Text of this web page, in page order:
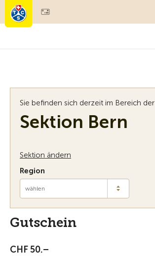
Mitgliedschaft & Leistungen
Sie befinden sich derzeit im Bereich der
Sektion Bern
Sektion ändern
Region
wählen
Gutschein
CHF 50.–